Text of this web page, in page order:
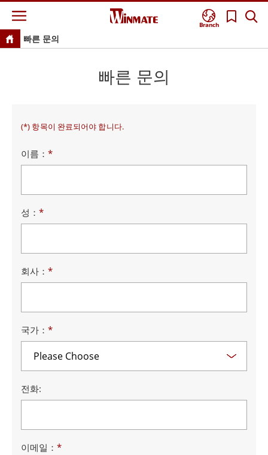
Branch
빠른 문의
빠른 문의
(*) 항목이 완료되어야 합니다.
이름：*
성：*
회사：*
국가：*
전화:
이메일：*